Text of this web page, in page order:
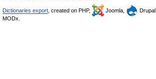
Dictionaries export , created on PHP, Joomla, Drupal,
MODx.